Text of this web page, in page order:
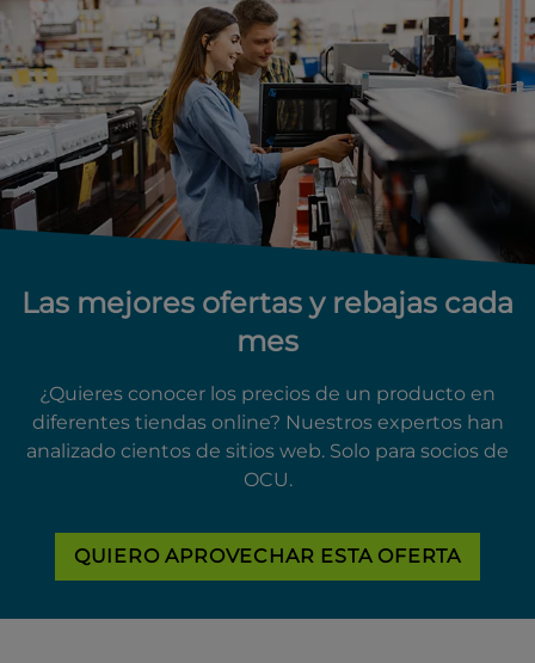
Las mejores ofertas y rebajas cada
mes
¿Quieres conocer los precios de un producto en
diferentes tiendas online? Nuestros expertos han
analizado cientos de sitios web. Solo para socios de
OCU.
QUIERO APROVECHAR ESTA OFERTA